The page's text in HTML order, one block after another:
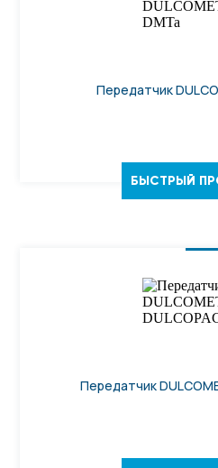
Передатчик
БЫСТРЫЙ
Передатчик